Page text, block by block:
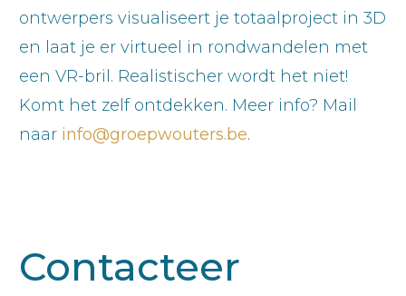
ontwerpers visualiseert je totaalproject in 3D
en laat je er virtueel in rondwandelen met
een VR-bril. Realistischer wordt het niet!
Komt het zelf ontdekken. Meer info? Mail
naar info@groepwouters.be.
Contacteer